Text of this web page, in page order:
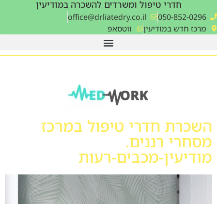
חדרי טיפול ומשרדים להשכרה במודיעין
050-852-0296
‫office@drliatedry.co.il‬
מרכז חדש במודיעין
ווטסאפ
השכרת חדרי טיפול במרכז
מסחרי רננים.
מודיעין-מכבים-רעות